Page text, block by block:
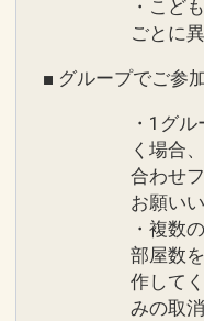
・こど
ごとに
■ グループでご参
・1グ
く場合
合わせ
お願い
・複数
部屋数
作して
みの取